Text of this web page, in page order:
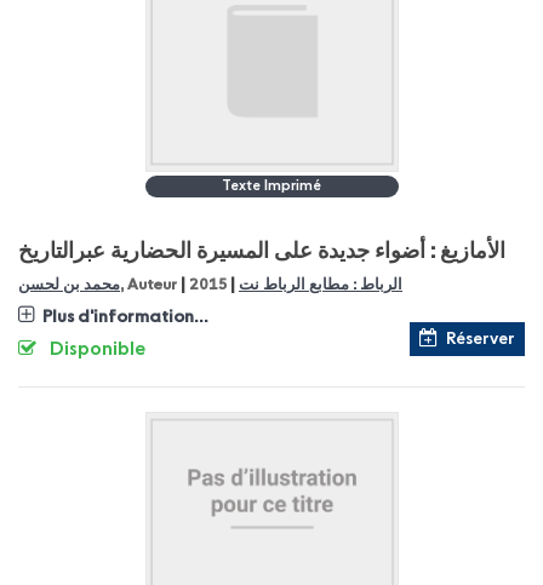
Texte Imprimé
الأمازيغ : أضواء جديدة على المسيرة الحضارية عبرالتاريخ
محمد بن لحسن, Auteur الرباط : مطابع الرباط نت 2015
Plus d'information...
Réserver
Disponible